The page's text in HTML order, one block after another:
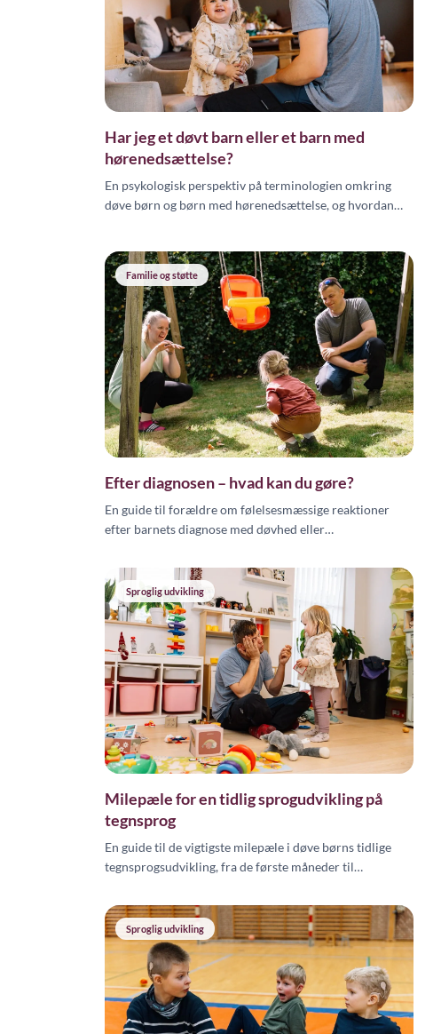
Har jeg et døvt barn eller et barn med
hørenedsættelse?
En psykologisk perspektiv på terminologien omkring
døve børn og børn med hørenedsættelse, og hvordan
Familie og støtte
Efter diagnosen – hvad kan du gøre?
En guide til forældre om følelsesmæssige reaktioner
efter barnets diagnose med døvhed eller
kommunikere med sit barn.
Sproglig udvikling
Milepæle for en tidlig sprogudvikling på
tegnsprog
En guide til de vigtigste milepæle i døve børns tidlige
tegnsprogsudvikling, fra de første måneder til
Sproglig udvikling